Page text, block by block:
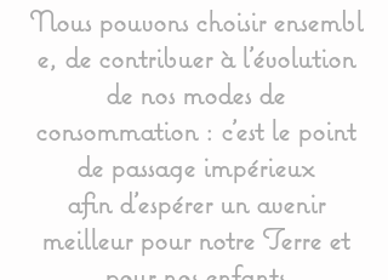
Nous pouvons choisir ensembl
e, de contribuer à l'évolution
de nos modes de
consommation : c'est le point
de passage impérieux
afin d'espérer un avenir
meilleur pour notre Terre et